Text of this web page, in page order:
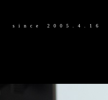
since 2005.4.16